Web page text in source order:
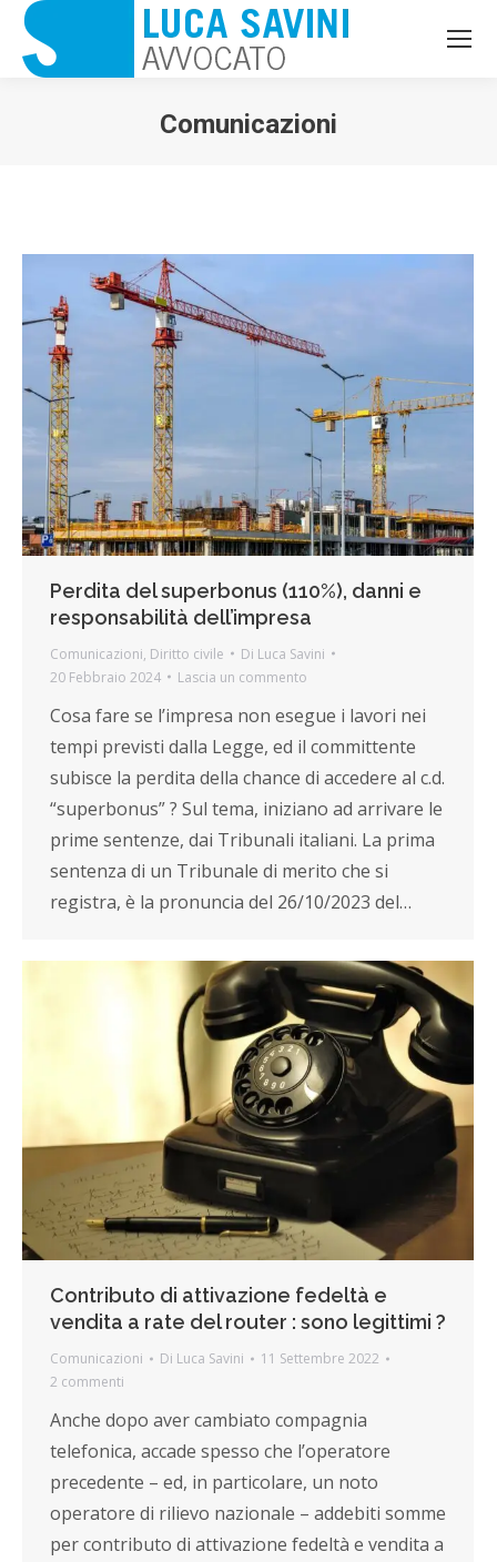
Comunicazioni
Perdita del superbonus (110%), danni e
responsabilità dell’impresa
Comunicazioni, Diritto civile Di Luca Savini
20 Febbraio 2024
Lascia un commento
Cosa fare se l’impresa non esegue i lavori nei
tempi previsti dalla Legge, ed il committente
subisce la perdita della chance di accedere al c.d.
“superbonus” ? Sul tema, iniziano ad arrivare le
prime sentenze, dai Tribunali italiani. La prima
sentenza di un Tribunale di merito che si
registra, è la pronuncia del 26/10/2023 del…
Contributo di attivazione fedeltà e
vendita a rate del router : sono legittimi ?
Comunicazioni Di Luca Savini
11 Settembre 2022
2 commenti
Anche dopo aver cambiato compagnia
telefonica, accade spesso che l’operatore
precedente – ed, in particolare, un noto
operatore di rilievo nazionale – addebiti somme
per contributo di attivazione fedeltà e vendita a